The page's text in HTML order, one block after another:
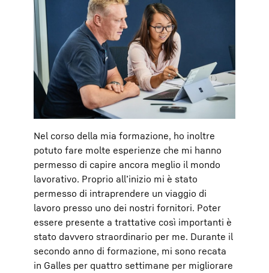
Nel corso della mia formazione, ho inoltre
potuto fare molte esperienze che mi hanno
permesso di capire ancora meglio il mondo
lavorativo. Proprio all’inizio mi è stato
permesso di intraprendere un viaggio di
lavoro presso uno dei nostri fornitori. Poter
essere presente a trattative così importanti è
stato davvero straordinario per me. Durante il
secondo anno di formazione, mi sono recata
in Galles per quattro settimane per migliorare